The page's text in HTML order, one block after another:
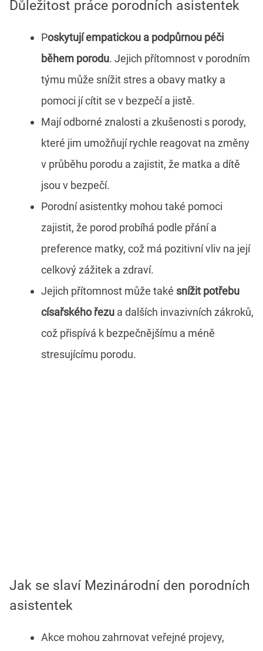
Důležitost práce porodních asistentek
Poskytují empatickou a podpůrnou péči
během porodu. Jejich přítomnost v porodním
týmu může snížit stres a obavy matky a
pomoci jí cítit se v bezpečí a jistě.
Mají odborné znalosti a zkušenosti s porody,
které jim umožňují rychle reagovat na změny
v průběhu porodu a zajistit, že matka a dítě
jsou v bezpečí.
Porodní asistentky mohou také pomoci
zajistit, že porod probíhá podle přání a
preference matky, což má pozitivní vliv na její
celkový zážitek a zdraví.
Jejich přítomnost může také snížit potřebu
císařského řezu a dalších invazivních zákroků,
což přispívá k bezpečnějšímu a méně
stresujícímu porodu.
Jak se slaví Mezinárodní den porodních
asistentek
Akce mohou zahrnovat veřejné projevy,